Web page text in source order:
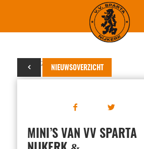
NIEUWSOVERZICHT
05 juni 2017
MINI’S VAN VV SPARTA